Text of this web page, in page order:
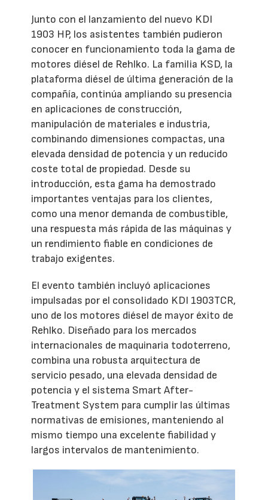
Junto con el lanzamiento del nuevo KDI
1903 HP, los asistentes también pudieron
conocer en funcionamiento toda la gama de
motores diésel de Rehlko. La familia KSD, la
plataforma diésel de última generación de la
compañía, continúa ampliando su presencia
en aplicaciones de construcción,
manipulación de materiales e industria,
combinando dimensiones compactas, una
elevada densidad de potencia y un reducido
coste total de propiedad. Desde su
introducción, esta gama ha demostrado
importantes ventajas para los clientes,
como una menor demanda de combustible,
una respuesta más rápida de las máquinas y
un rendimiento fiable en condiciones de
trabajo exigentes.
El evento también incluyó aplicaciones
impulsadas por el consolidado KDI 1903TCR,
uno de los motores diésel de mayor éxito de
Rehlko. Diseñado para los mercados
internacionales de maquinaria todoterreno,
combina una robusta arquitectura de
servicio pesado, una elevada densidad de
potencia y el sistema Smart After-
Treatment System para cumplir las últimas
normativas de emisiones, manteniendo al
mismo tiempo una excelente fiabilidad y
largos intervalos de mantenimiento.